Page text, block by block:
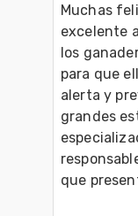
Muchas
excelente
los
para que
alerta y
grandes
que